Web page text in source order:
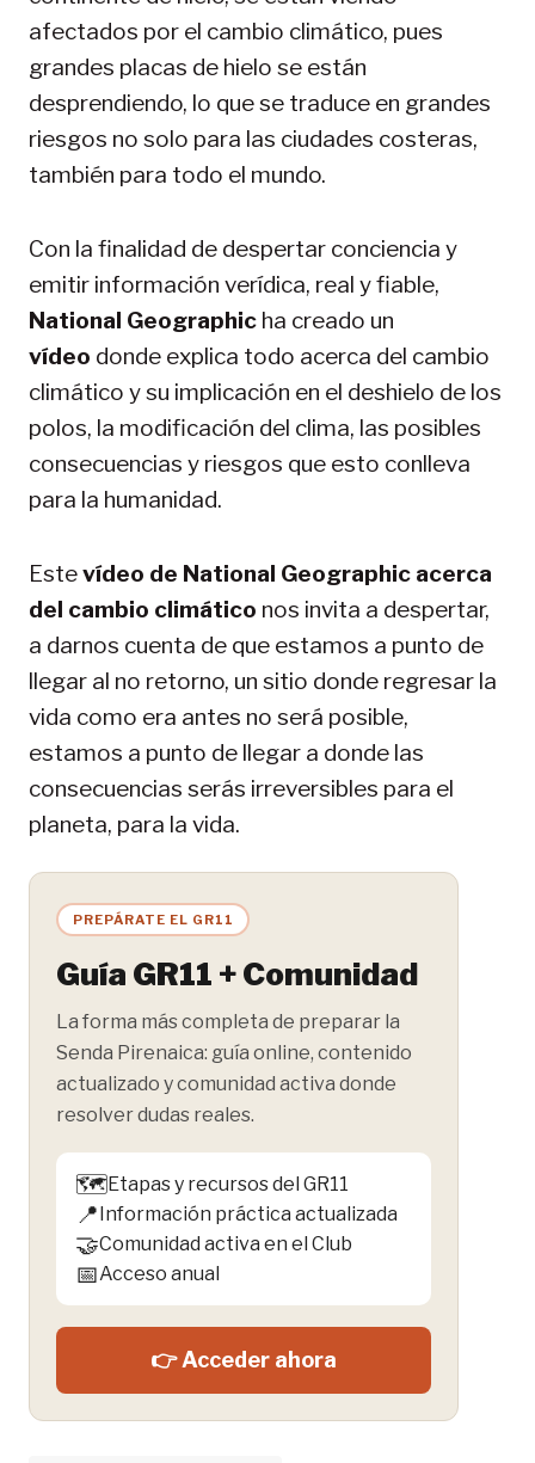
afectados por el cambio climático, pues
grandes placas de hielo se están
desprendiendo, lo que se traduce en grandes
riesgos no solo para las ciudades costeras,
también para todo el mundo.
Con la finalidad de despertar conciencia y
emitir información verídica, real y fiable,
National Geographic ha creado un
vídeo donde explica todo acerca del cambio
climático y su implicación en el deshielo de los
polos, la modificación del clima, las posibles
consecuencias y riesgos que esto conlleva
para la humanidad.
Estevídeo de National Geographic acerca
del cambio climático nos invita a despertar,
a darnos cuenta de que estamos a punto de
llegar al no retorno, un sitio donde regresar la
vida como era antes no será posible,
estamos a punto de llegar a donde las
consecuencias serás irreversibles para el
planeta, para la vida.
PREPÁRATE EL GR11
Guía GR11 + Comunidad
La forma más completa de preparar la
Senda Pirenaica: guía online, contenido
actualizado y comunidad activa donde
resolver dudas reales.
🗺️Etapas y recursos del GR11
📍Información práctica actualizada
🤝Comunidad activa en el Club
📅Acceso anual
👉 Acceder ahora